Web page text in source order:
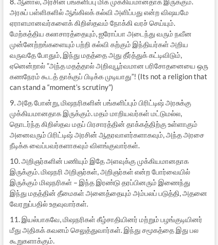
அரசுப் பள்ளிகளில் ஆங்கிலக் கல்வி அளிப்பது என்ற விஷயமே
ஏராளமானவர்களைக் கிறிஸ்தவம் நோக்கி வரச் செய்யும்.
மேற்கத்திய கலாசாரத்தையும், ஐரோப்பா அடைந்து வரும் நவீன
முன்னேற்றங்களையும் பற்றி கல்வி கற்கும் இந்தியர்கள் அறிய
வருவதே போதும், இந்து மதத்தை அது தீர்த்துக் கட்டிவிடும்,
ஏனென்றால் ”அந்த மதத்தால் அறிவுபூர்வமான பரிசோதனையை ஒரு
கணநேரம் கூடத் தாக்குப் பிடிக்க முடியாது”! (Its not a religion that
can stand a “moment’s scrutiny”)
9. அதே போன்று, மிஷநரிகளின் பங்களிப்பும் பிரிட்டிஷ் அரசுக்கு
முக்கியமானதாக இருக்கும். மதம் மாறியவர்கள் மட்டுமல்ல,
தொடர்ந்த கிறிஸ்தவ மதப் பிரசாரத்தின் தாக்கத்திற்கு உள்ளாகும்
அனைவரும் பிரிட்டிஷ் அரசின் ஆதரவாளர்களாகவும், அந்த அரசை
நீடிக்க வைப்பவர்களாகவும் விளங்குவார்கள்.
10. அறிஞர்களின் பணியும் இதே அளவுக்கு முக்கியமானதாக
இருக்கும். மிஷநரி அறிஞர்கள், அறிஞர்கள் என்ற போர்வையில்
இருக்கும் மிஷநரிகள் – இந்த இரண்டு தரப்பினரும் இணைந்து
இந்து மதத்தின் தீமைகள் அனைத்தையும் அம்பலப் படுத்தி, அதனை
வேரறுப்பதில் உதவுவார்கள்.
11. இயல்பாகவே, மிஷநரிகள் கீழ்சாதியினர் மற்றும் பழங்குடியினர்
மீது அதிகக் கவனம் செலுத்துவார்கள். இந்து சமூகத்தை இது பல
கூறுகளாக்கும்.